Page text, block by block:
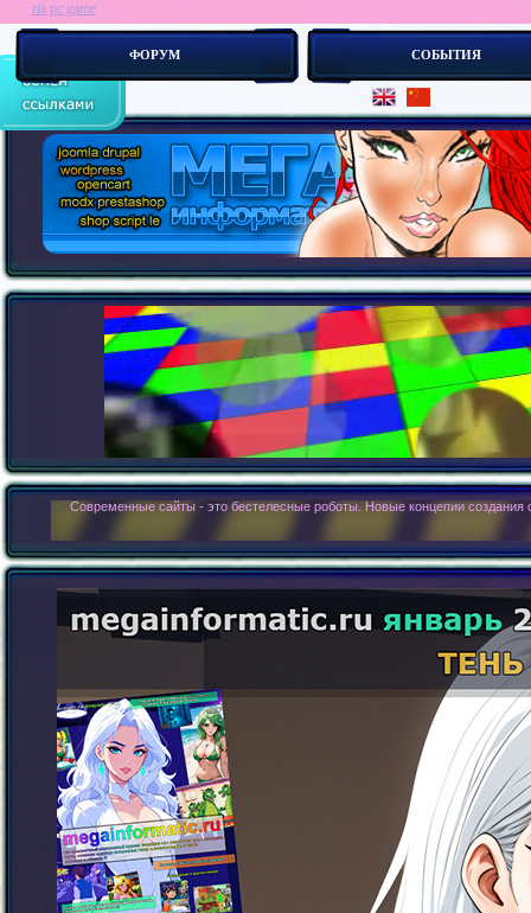
ФОРУМ СОБЫТИЯ
ria pc game
> : Как устроен сайт изнутри ? Как созд_